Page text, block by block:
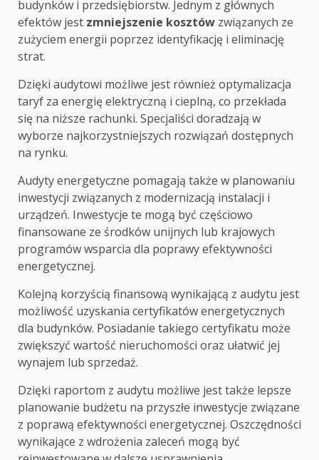
budynków i przedsiębiorstw. Jednym z głównych
efektów jest zmniejszenie kosztów związanych ze
zużyciem energii poprzez identyfikację i eliminację
strat.
Dzięki audytowi możliwe jest również optymalizacja
taryf za energię elektryczną i cieplną, co przekłada
się na niższe rachunki. Specjaliści doradzają w
wyborze najkorzystniejszych rozwiązań dostępnych
na rynku.
Audyty energetyczne pomagają także w planowaniu
inwestycji związanych z modernizacją instalacji i
urządzeń. Inwestycje te mogą być częściowo
finansowane ze środków unijnych lub krajowych
programów wsparcia dla poprawy efektywności
energetycznej.
Kolejną korzyścią finansową wynikającą z audytu jest
możliwość uzyskania certyfikatów energetycznych
dla budynków. Posiadanie takiego certyfikatu może
zwiększyć wartość nieruchomości oraz ułatwić jej
wynajem lub sprzedaż.
Dzięki raportom z audytu możliwe jest także lepsze
planowanie budżetu na przyszłe inwestycje związane
z poprawą efektywności energetycznej. Oszczędności
wynikające z wdrożenia zaleceń mogą być